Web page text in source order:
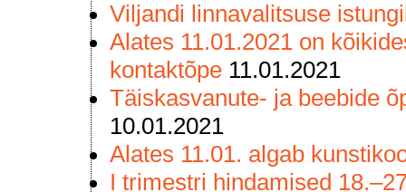
Viljandi linnavalitsuse
Alates 11.01.2021 on
kontaktõpe 11.01.2021
Täiskasvanute- ja beebide
10.01.2021
Alates 11.01. algab
I trimestri hindamised